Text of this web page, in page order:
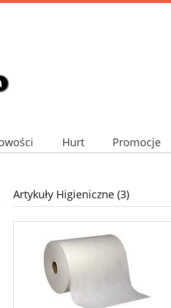
Hurt Promocje
Artykuły Higieniczne (3)